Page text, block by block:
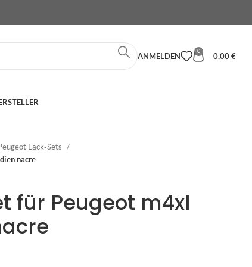
ANMELDEN
0
0,00 €
Lack-Sets
nacre
für Peugeot m4xl